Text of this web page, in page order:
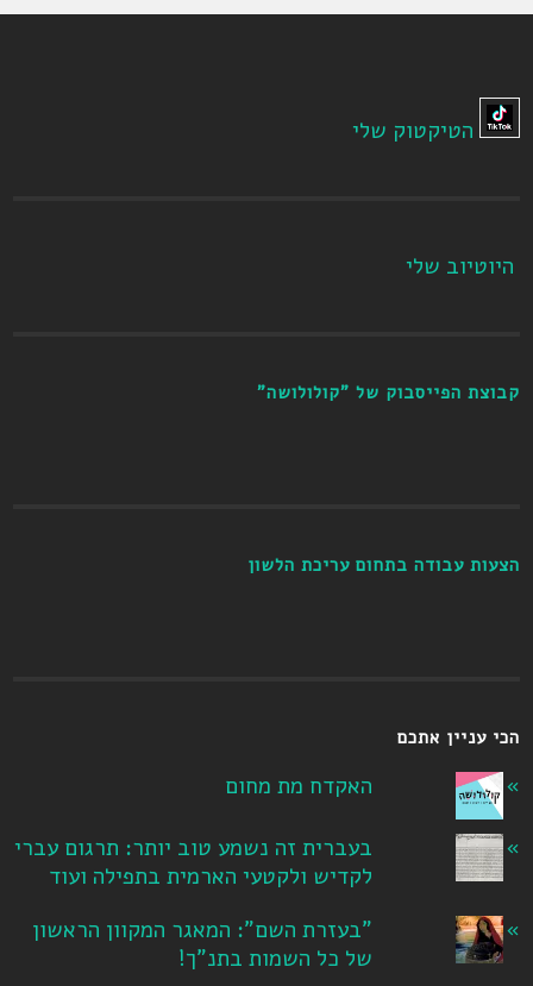
הטיקטוק שלי
היוטיוב שלי
קבוצת הפייסבוק של "קולולושה"
הצעות עבודה בתחום עריכת הלשון
הכי עניין אתכם
האקדח מת מחום
בעברית זה נשמע טוב יותר: תרגום עברי
לקדיש ולקטעי הארמית בתפילה ועוד
"בעזרת השם": המאגר המקוון הראשון
של כל השמות בתנ"ך!